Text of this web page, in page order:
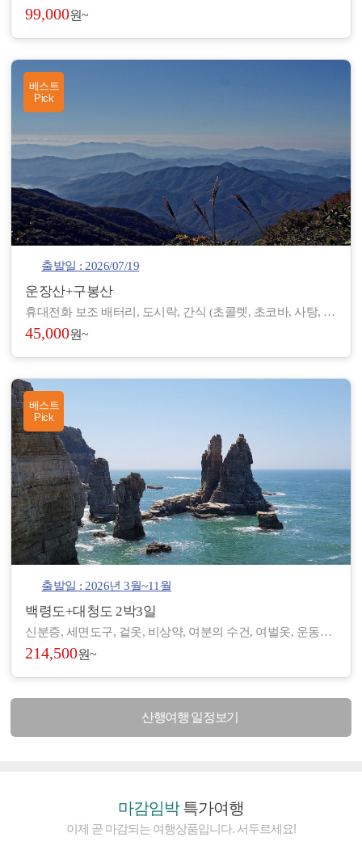
99,000원~
베스트
Pick
출발일 : 2026/07/19
운장산+구봉산
휴대전화 보조 배터리, 도시락, 간식 (초콜렛, 초코바, 사탕, 온수), 아이젠, 스틱, 랜턴, 장갑, 방한 재킷, 방한모, 무릎 보호대, 우의, 개인장비, 여벌 옷, 개인 상비약 등
45,000원~
베스트
Pick
출발일 : 2026년 3월~11월
백령도+대청도 2박3일
신분증, 세면도구, 겉옷, 비상약, 여분의 수건, 여벌옷, 운동화, 간편한 복장 등 - 도서/산간 지역으로 숙박 및 편의시설이 열악하여, 세면도구, 헤어드라이기 등이 제공되지 않습니다. (숙소에 따라 헤어드라이기가 비치된 곳도 있습니다.) - 아침/저녁으로 기온차가 있기 때문에 걸칠만한 겉옷을 준비해 주시기 바랍니다. - 장기적으로 복용하고 계신 약이 있으시면, 여유 있게 준비하시기 바랍니다. - 숙소 별로 수건은 하루에 1장씩 제공되나, 여분으로 하나씩 더 챙겨 오시면 좋습니다.
214,500원~
산행여행 일정보기
마감임박특가여행
이제 곧 마감되는 여행상품입니다. 서두르세요!